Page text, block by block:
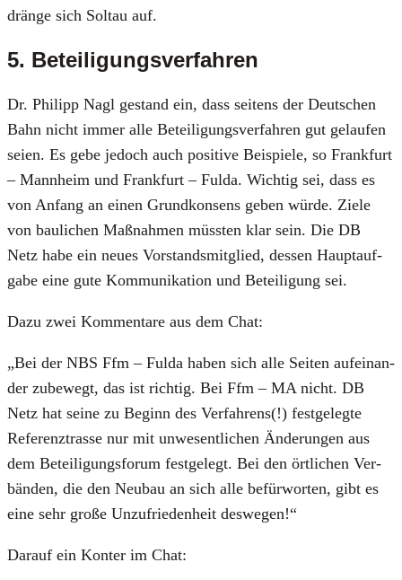
drän­ge sich Sol­tau auf.
5. Beteiligungsverfahren
Dr. Phil­ipp Nagl gestand ein, dass sei­tens der Deut­schen
Bahn nicht immer alle Betei­li­gungs­ver­fah­ren gut gelau­fen
sei­en. Es gebe jedoch auch posi­ti­ve Bei­spie­le, so Frank­furt
– Mann­heim und Frank­furt – Ful­da. Wich­tig sei, dass es
von Anfang an einen Grund­kon­sens geben wür­de. Zie­le
von bau­li­chen Maß­nah­men müss­ten klar sein. Die DB
Netz habe ein neu­es Vor­stands­mit­glied, des­sen Haupt­auf­
ga­be eine gute Kom­mu­ni­ka­ti­on und Betei­li­gung sei.
Dazu zwei Kom­men­ta­re aus dem Chat:
„Bei der NBS Ffm – Ful­da haben sich alle Sei­ten auf­ein­an­
der zube­wegt, das ist rich­tig. Bei Ffm – MA nicht. DB
Netz hat sei­ne zu Beginn des Ver­fah­rens(!) fest­ge­leg­te
Refe­renz­tras­se nur mit unwe­sent­li­chen Ände­run­gen aus
dem Betei­li­gungs­fo­rum fest­ge­legt. Bei den ört­li­chen Ver­
bän­den, die den Neu­bau an sich alle befür­wor­ten, gibt es
eine sehr gro­ße Unzu­frie­den­heit des­we­gen!“
Dar­auf ein Kon­ter im Chat: